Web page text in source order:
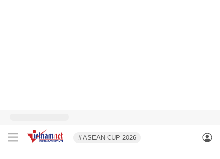
# ASEAN CUP 2026